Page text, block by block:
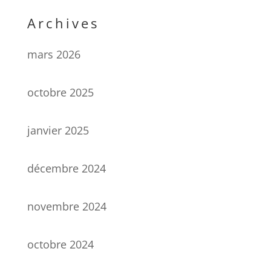
Archives
mars 2026
octobre 2025
janvier 2025
décembre 2024
novembre 2024
octobre 2024